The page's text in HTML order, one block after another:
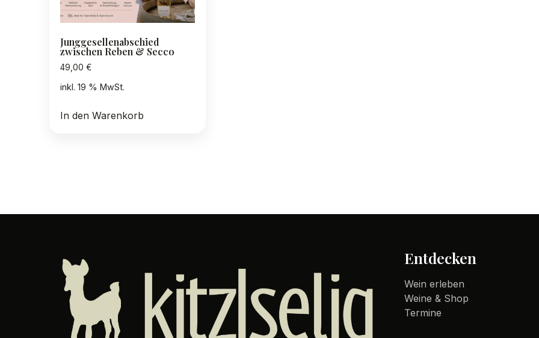
Junggesellenabschied
zwischen Reben & Secco
49,00 €
inkl. 19 % MwSt.
In den Warenkorb
Entdecken
Wein erleben
Weine & Shop
Termine